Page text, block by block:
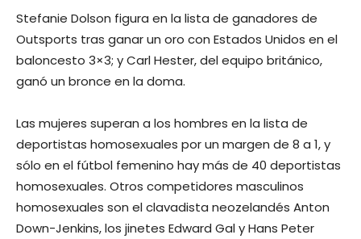
Stefanie Dolson figura en la lista de ganadores de
Outsports tras ganar un oro con Estados Unidos en el
baloncesto 3×3; y Carl Hester, del equipo británico,
ganó un bronce en la doma.
Las mujeres superan a los hombres en la lista de
deportistas homosexuales por un margen de 8 a 1, y
sólo en el fútbol femenino hay más de 40 deportistas
homosexuales. Otros competidores masculinos
homosexuales son el clavadista neozelandés Anton
Down-Jenkins, los jinetes Edward Gal y Hans Peter